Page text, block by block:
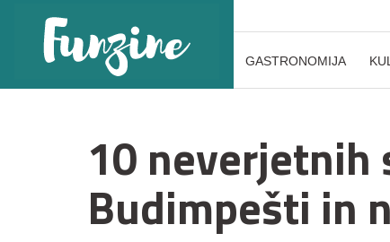
GASTRONOMIJA
10
Budimpešti in